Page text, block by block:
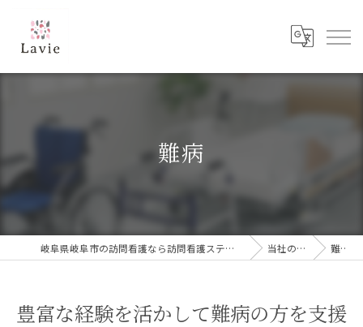
難病
岐阜県岐阜市の訪問看護なら訪問看護ステーション Lavie 当社の特徴 難病
豊富な経験を活かして難病の方を支援